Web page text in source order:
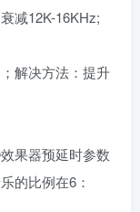
减12K-16KHz;
解决方法：提升
器预延时参数
的比例在6：